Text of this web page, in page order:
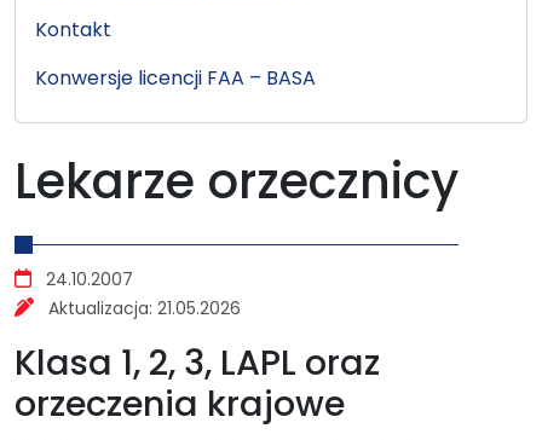
Kontakt
Konwersje licencji FAA – BASA
Lekarze orzecznicy
Szczegóły
24.10.2007
Aktualizacja: 21.05.2026
Klasa 1, 2, 3, LAPL oraz
orzeczenia krajowe